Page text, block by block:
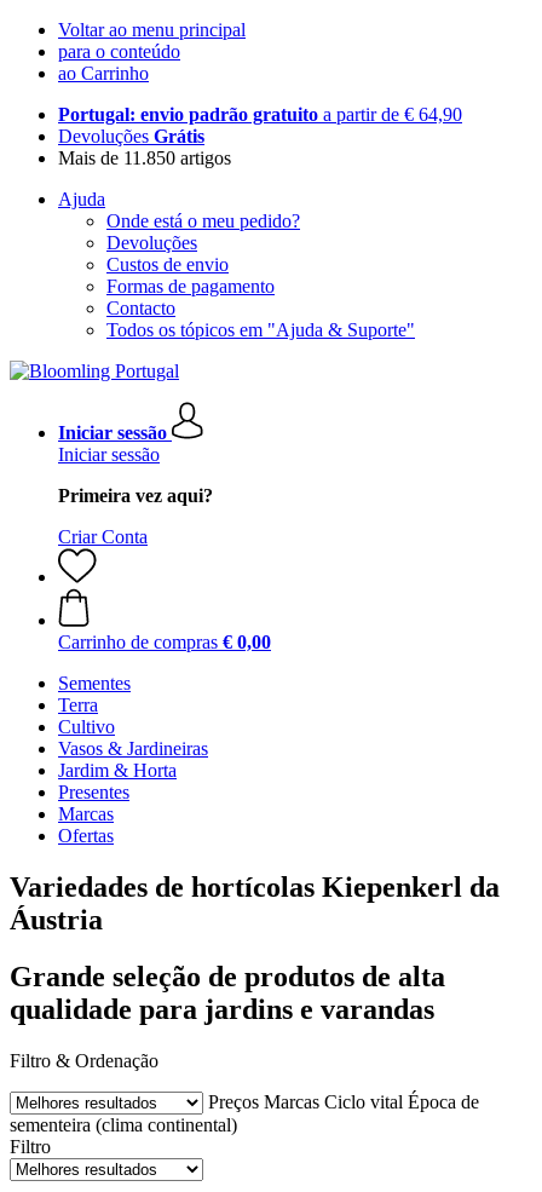
Voltar ao menu principal
para o conteúdo
ao Carrinho
Portugal: envio padrão gratuito a partir de € 64,90
Devoluções Grátis
Mais de 11.850 artigos
Ajuda
Onde está o meu pedido?
Devoluções
Custos de envio
Formas de pagamento
Contacto
Todos os tópicos em "Ajuda & Suporte"
Iniciar sessão
Iniciar sessão
Primeira vez aqui?
Criar Conta
Carrinho de compras € 0,00
Sementes
Terra
Cultivo
Vasos & Jardineiras
Jardim & Horta
Presentes
Marcas
Ofertas
Variedades de hortícolas Kiepenkerl da
Áustria
Grande seleção de produtos de alta
qualidade para jardins e varandas
Filtro & Ordenação
Preços Marcas Ciclo vital Época de
sementeira (clima continental)
Filtro